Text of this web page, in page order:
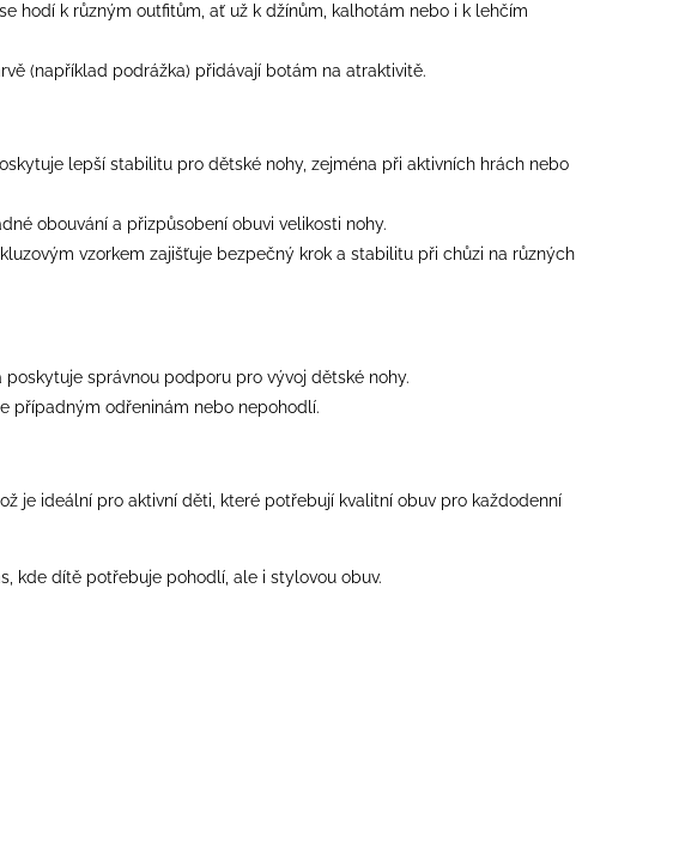
hodí k různým outfitům, ať už k džínům, kalhotám nebo i k lehčím
(například podrážka) přidávají botám na atraktivitě.
lepší stabilitu pro dětské nohy, zejména při aktivních hrách nebo
obouvání a přizpůsobení obuvi velikosti nohy.
vzorkem zajišťuje bezpečný krok a stabilitu při chůzi na různých
správnou podporu pro vývoj dětské nohy.
případným odřeninám nebo nepohodlí.
je ideální pro aktivní děti, které potřebují kvalitní obuv pro každodenní
kde dítě potřebuje pohodlí, ale i stylovou obuv.